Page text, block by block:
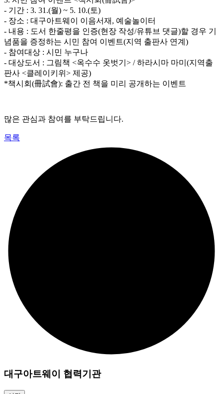
- 기간 : 3. 31.(월) ~ 5. 10.(토)
- 장소 : 대구아트웨이 이음서재, 예술놀이터
- 내용 : 도서 한줄평을 인증(현장 작성/유튜브 댓글)할 경우 기
념품을 증정하는 시민 참여 이벤트(지역 출판사 연계)
- 참여대상 : 시민 누구나
- 대상도서 : 그림책 <옥수수 옷벗기> / 하라시마 마미(지역출
판사 <클레이키위> 제공)
*책시회(冊試會): 출간 전 책을 미리 공개하는 이벤트
많은 관심과 참여를 부탁드립니다.
목록
대구아트웨이 협력기관